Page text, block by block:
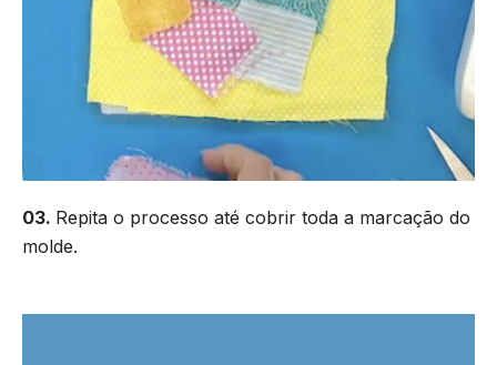
03. Repita o processo até cobrir toda a marcação do
molde.